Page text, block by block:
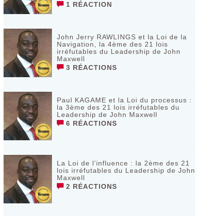
1 RÉACTION
John Jerry RAWLINGS et la Loi de la
Navigation, la 4ème des 21 lois
irréfutables du Leadership de John
Maxwell
3 RÉACTIONS
Paul KAGAME et la Loi du processus :
la 3ème des 21 lois irréfutables du
Leadership de John Maxwell
6 RÉACTIONS
La Loi de l’influence : la 2ème des 21
lois irréfutables du Leadership de John
Maxwell
2 RÉACTIONS